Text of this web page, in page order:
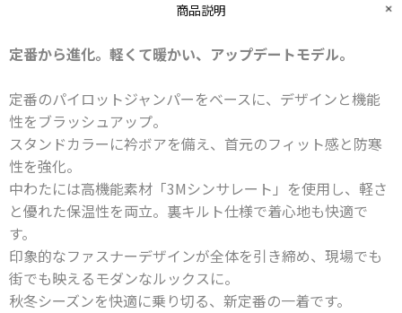
商品説明
定番から進化。軽くて暖かい、アップデートモデル。
定番のパイロットジャンパーをベースに、デザインと機能
性をブラッシュアップ。
スタンドカラーに衿ボアを備え、首元のフィット感と防寒
性を強化。
中わたには高機能素材「3Mシンサレート」を使用し、軽さ
と優れた保温性を両立。裏キルト仕様で着心地も快適で
す。
印象的なファスナーデザインが全体を引き締め、現場でも
街でも映えるモダンなルックスに。
秋冬シーズンを快適に乗り切る、新定番の一着です。